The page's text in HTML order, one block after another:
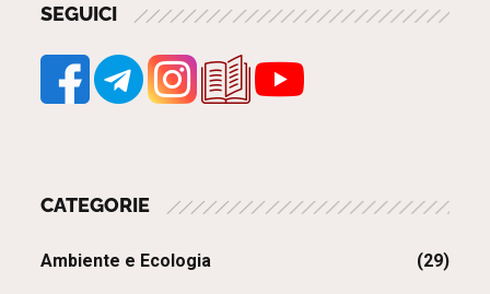
SEGUICI
CATEGORIE
Ambiente e Ecologia (29)